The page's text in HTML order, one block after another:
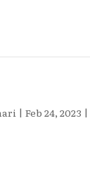
| Feb 24, 2023 |